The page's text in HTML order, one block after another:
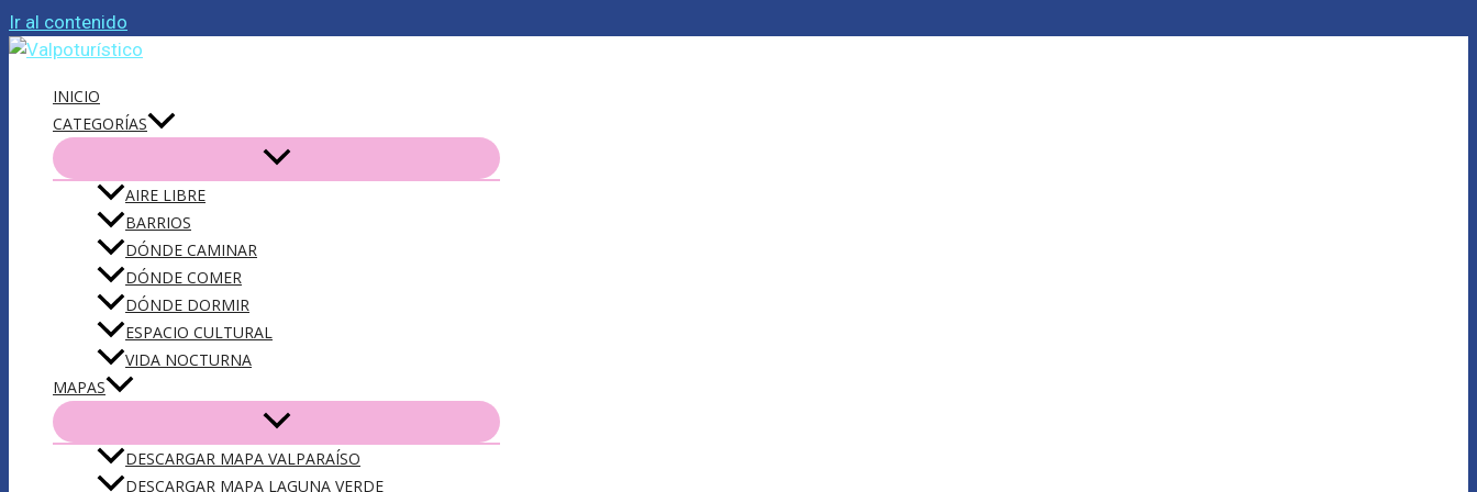
Ir al contenido
INICIO
CATEGORÍAS
AIRE LIBRE
BARRIOS
DÓNDE CAMINAR
DÓNDE COMER
DÓNDE DORMIR
ESPACIO CULTURAL
VIDA NOCTURNA
MAPAS
DESCARGAR MAPA VALPARAÍSO
DESCARGAR MAPA LAGUNA VERDE